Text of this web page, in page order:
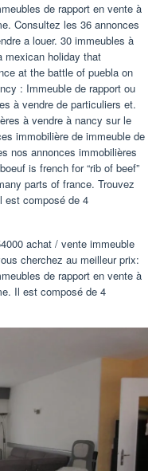
de rapport en vente à
Consultez les 36 annonces
a louer. 30 immeubles à
mexican holiday that
at the battle of puebla on
: Immeuble de rapport ou
à vendre de particuliers et.
à vendre à nancy sur le
immobilière de immeuble de
nos annonces immobilières
is french for “rib of beef”
parts of france. Trouvez
est composé de 4
achat / vente immeuble
cherchez au meilleur prix:
de rapport en vente à
Il est composé de 4